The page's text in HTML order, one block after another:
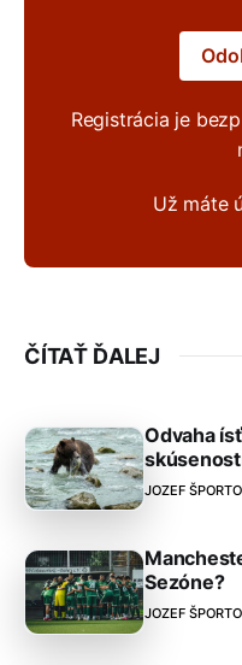
Registrácia je
Už máte
ČÍTAŤ ĎALEJ
Odvaha
JOZEF
Sezóne?
JOZEF